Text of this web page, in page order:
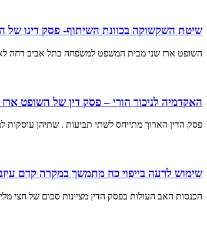
שיטת השקשוקה בכוונת השיתוף- פסק דינו של
השופט ארז שני מבית המשפט למשפחה בתל אביב דחה
האקדמיה לניכור הורי – פסק דין של השופט ארז
פסק הדין הארוך מתייחס לשתי תביעות . שתיהן עוסקות
שימוש לרעה בייפוי כח מתמשך במקרה קדם
הכנסות האב העולות בפסק הדין מציינות סכום של חצי